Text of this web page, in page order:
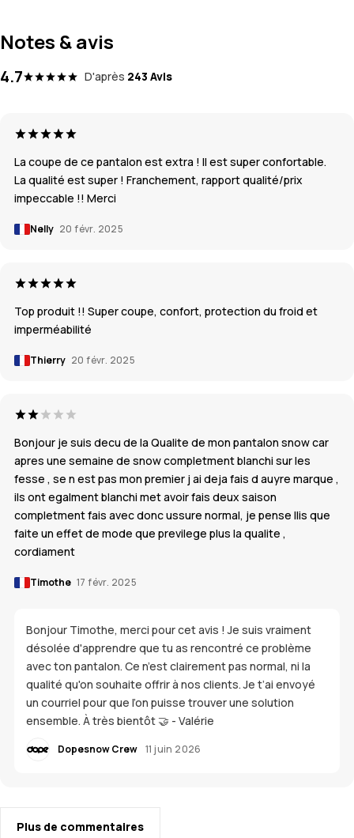
Notes & avis
4.7 D'après 243 Avis
La coupe de ce pantalon est extra ! Il est super confortable.
La qualité est super ! Franchement, rapport qualité/prix
impeccable !! Merci
Nelly 20 févr. 2025
Top produit !! Super coupe, confort, protection du froid et
imperméabilité
Thierry 20 févr. 2025
Bonjour je suis decu de la Qualite de mon pantalon snow car
apres une semaine de snow completment blanchi sur les
fesse , se n est pas mon premier j ai deja fais d auyre marque ,
ils ont egalment blanchi met avoir fais deux saison
completment fais avec donc ussure normal, je pense llis que
faite un effet de mode que previlege plus la qualite ,
cordiament
Timothe 17 févr. 2025
Bonjour Timothe, merci pour cet avis ! Je suis vraiment
désolée d'apprendre que tu as rencontré ce problème
avec ton pantalon. Ce n’est clairement pas normal, ni la
qualité qu'on souhaite offrir à nos clients. Je t’ai envoyé
un courriel pour que l’on puisse trouver une solution
ensemble. À très bientôt 🤝 - Valérie
Dopesnow Crew 11 juin 2026
Plus de commentaires